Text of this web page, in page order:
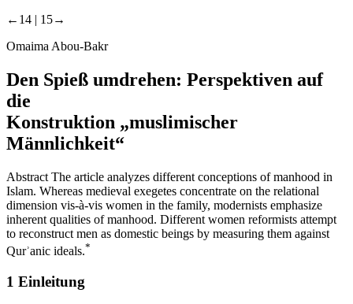
←14 | 15→
Omaima Abou-Bakr
Den Spieß umdrehen: Perspektiven auf
die
Konstruktion „muslimischer
Männlichkeit“
Abstract The article analyzes different conceptions of manhood in
Islam. Whereas medieval exegetes concentrate on the relational
dimension vis-à-vis women in the family, modernists emphasize
inherent qualities of manhood. Different women reformists attempt
to reconstruct men as domestic beings by measuring them against
Qurʾanic ideals.*
1 Einleitung